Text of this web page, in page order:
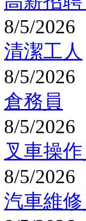
8/5/2026
清潔工人
8/5/2026
倉務員
8/5/2026
叉車操
8/5/2026
汽車維修